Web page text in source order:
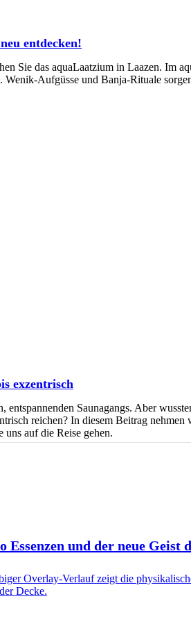
entdecken!
Sie das aquaLaatzium in Laazen. Im
Aufgüsse und Banja-Rituale
exzentrisch
Saunagangs. Aber
reichen? In diesem Beitrag
uns auf die Reise gehen.
und der neue Geist